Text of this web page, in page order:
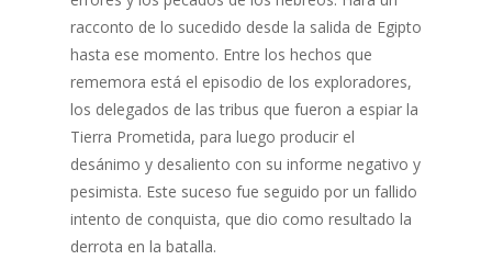
racconto de lo sucedido desde la salida de Egipto
hasta ese momento. Entre los hechos que
rememora está el episodio de los exploradores,
los delegados de las tribus que fueron a espiar la
Tierra Prometida, para luego producir el
desánimo y desaliento con su informe negativo y
pesimista. Este suceso fue seguido por un fallido
intento de conquista, que dio como resultado la
derrota en la batalla.